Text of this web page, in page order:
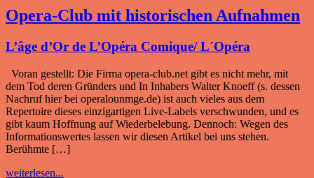
Opera-Club mit historischen Aufnahmen
L’âge d’Or de L’Opéra Comique/ L´Opéra
Voran gestellt: Die Firma opera-club.net gibt es nicht mehr, mit
dem Tod deren Gründers und In Inhabers Walter Knoeff (s. dessen
Nachruf hier bei operalounmge.de) ist auch vieles aus dem
Repertoire dieses einzigartigen Live-Labels verschwunden, und es
gibt kaum Hoffnung auf Wiederbelebung. Dennoch: Wegen des
Informationswertes lassen wir diesen Artikel bei uns stehen.
Berühmte […]
weiterlesen...